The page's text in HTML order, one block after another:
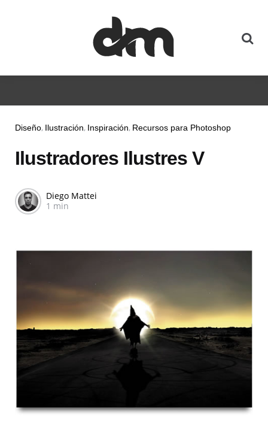
Diseño Ilustración Inspiración Recursos para Photoshop
Ilustradores Ilustres V
Diego Mattei
1 min